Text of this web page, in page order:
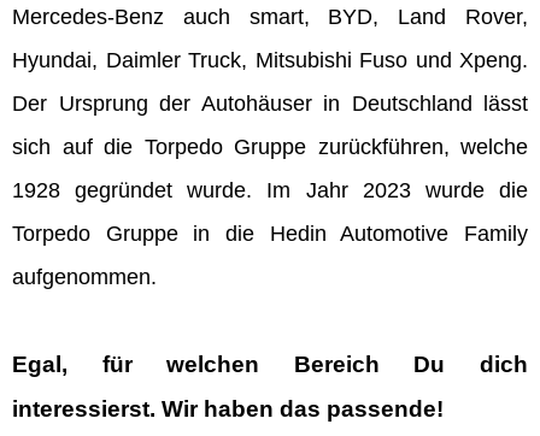
Mercedes-Benz auch smart, BYD, Land Rover,
Hyundai, Daimler Truck, Mitsubishi Fuso und Xpeng.
Der Ursprung der Autohäuser in Deutschland lässt
sich auf die Torpedo Gruppe zurückführen, welche
1928 gegründet wurde. Im Jahr 2023 wurde die
Torpedo Gruppe in die Hedin Automotive Family
aufgenommen.
Egal, für welchen Bereich Du dich
interessierst. Wir haben das passende!